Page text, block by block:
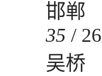
邯郸
35 /26
吴桥